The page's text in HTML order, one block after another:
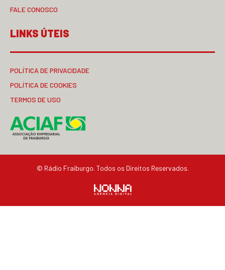
FALE CONOSCO
LINKS ÚTEIS
POLÍTICA DE PRIVACIDADE
POLÍTICA DE COOKIES
TERMOS DE USO
© Rádio Fraiburgo. Todos os Direitos Reservados.